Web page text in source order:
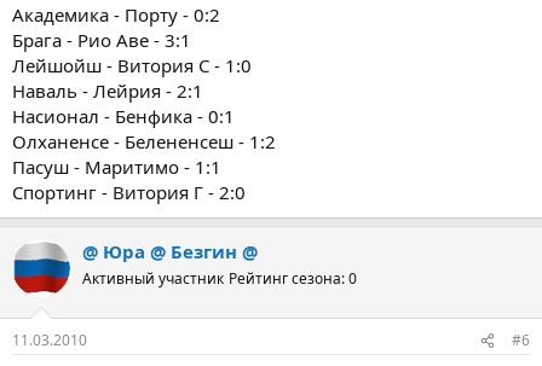
Академика - Порту - 0:2
Брага - Рио Аве - 3:1
Лейшойш - Витория С - 1:0
Наваль - Лейрия - 2:1
Насионал - Бенфика - 0:1
Олханенсе - Белененсеш - 1:2
Пасуш - Маритимо - 1:1
Спортинг - Витория Г - 2:0
@ Юра @ Безгин @
Активный участник Рейтинг сезона: 0
11.03.2010 #6